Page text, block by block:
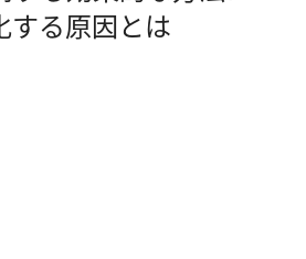
する原因とは